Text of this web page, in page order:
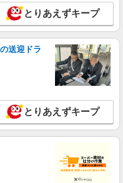
とりあえずキープ
送迎ドラ
とりあえずキープ